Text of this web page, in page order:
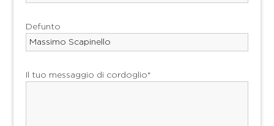
Defunto
Il tuo messaggio di cordoglio*